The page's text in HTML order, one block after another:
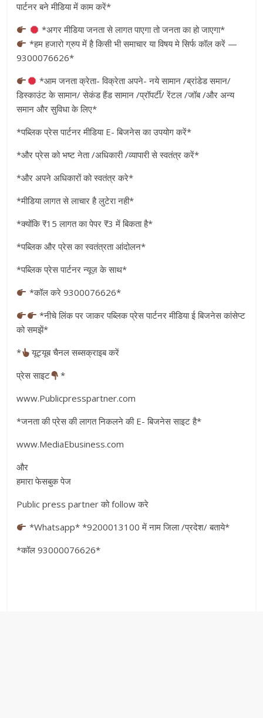
पार्टनर बने मीडिया में काम करें*
*अगर मीडिया जनता से लागत पाएगा तो जनता का हो जाएगा*
*हम हजारो ग्रुप में है किसी भी समाचार या विषय मे सिर्फ कॉल करें —
9300076626*
*आम जनता क्रेता- विक्रेता अपने- नये सामान /ब्रांडेड समान/
डिस्काउंट के सामान/ सेकंड हैंड सामान /प्रॉपर्टी/ रेंटल /जॉब /और अन्य
समान और सुविधा के लिए*
*पब्लिक प्रेस पार्टनर मीडिया E- बिजनेस का उपयोग करें*
*और प्रेस को भष्ट नेता /अधिकारी /व्यापारी से स्वतंत्र करें*
*और अपने अधिकारों को स्वतंत्र करे*
*मीडिया लागत से लाचार है लुटेरा नही*
*क्योंकि ₹15 लागत का पेपर ₹3 में बिकता है*
*पब्लिक और प्रेस का स्वतंत्रता आंदोलन*
*पब्लिक प्रेस पार्टनर न्यूज़ के साथ*
*कॉल करे 9300076626*
*नीचे लिंक पर जाकर पब्लिक प्रेस पार्टनर मीडिया ई बिजनेस कांसेप्ट
को समझें*
*
यूट्यूब चैनल सब्सक्राइब करें
प्रेस साइट
*
www.Publicpresspartner.com
*जनता की प्रेस की लागत निकलने की E- बिजनेस साइट है*
www.MediaEbusiness.com
और
हमारा फेसबुक पेज
Public press partner को follow करे
*Whatsapp* *9200013100 में नाम जिला /प्रदेश/ बताये*
*कॉल 93000076626*